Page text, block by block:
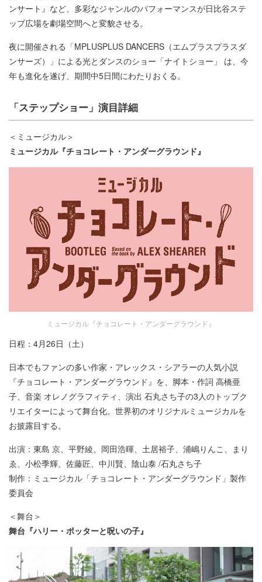
ンサート』など、多彩なジャンルのパフォーマンスが日比谷ステ
ップ広場を劇場空間へと変貌させる。
夜に開催される「MPLUSPLUS DANCERS（エムプラスプラスダ
ンサーズ）」による光とダンスのショー「ナイトショー」 は、今
年も進化を遂げ、期間中5日間にわたりおくる。
「ステップショー」演目詳細
＜ミュージカル＞
ミュージカル『チョコレート・アンダーグラウンド』
ミュージカル『チョコレート・アンダーグラウンド』
日程：4月26日（土）
日本でもファンの多い作家・アレックス・シアラーの人気小説
『チョコレート・アンダーグラウンド』を、脚本・作詞 高橋亜
子、音楽 オレノグラフィティ、演出 石丸さち子の3人のトップク
リエイターによって舞台化。世界初のオリジナルミュージカルを
お披露目する。
出演：東島 京、平野綾、岡田浩暉、土居裕子、浦嶋りんこ、まり
ゑ、小松季輝、佐藤匠、中川賢、陰山泰 /石丸さち子
制作：ミュージカル「チョコレート・アンダーグラウンド」製作
委員会
＜舞台＞
舞台『ハリー・ポッターと呪いの子』